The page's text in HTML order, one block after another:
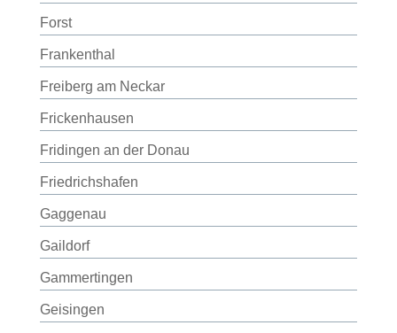
Forst
Frankenthal
Freiberg am Neckar
Frickenhausen
Fridingen an der Donau
Friedrichshafen
Gaggenau
Gaildorf
Gammertingen
Geisingen